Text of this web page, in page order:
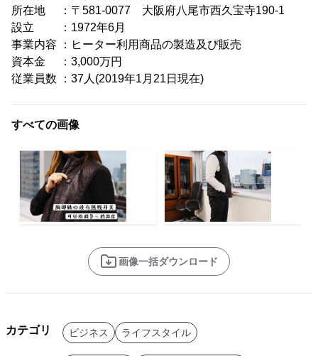
所在地 ：〒581-0077 大阪府八尾市西久宝寺190-1
設立 ：1972年6月
事業内容 ：ヒーター利用商品の製造及び販売
資本金 ：3,000万円
従業員数 ：37人(2019年1月21日現在)
すべての画像
画像一括ダウンロード
カテゴリ ビジネス ライフスタイル